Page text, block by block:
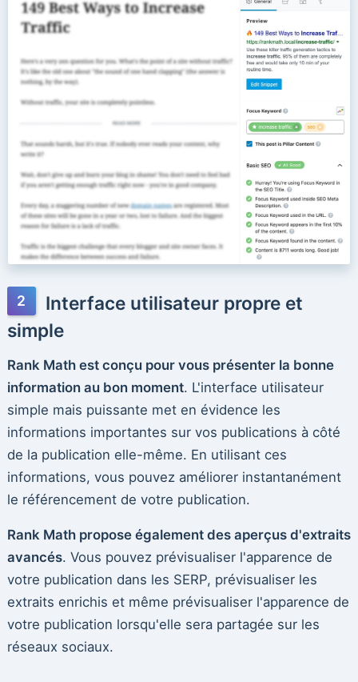
Interface utilisateur propre et
simple
Rank Math est conçu pour vous présenter la bonne
information au bon moment. L'interface utilisateur
simple mais puissante met en évidence les
informations importantes sur vos publications à côté
de la publication elle-même. En utilisant ces
informations, vous pouvez améliorer instantanément
le référencement de votre publication.
Rank Math propose également des aperçus d'extraits
avancés. Vous pouvez prévisualiser l'apparence de
votre publication dans les SERP, prévisualiser les
extraits enrichis et même prévisualiser l'apparence de
votre publication lorsqu'elle sera partagée sur les
réseaux sociaux.